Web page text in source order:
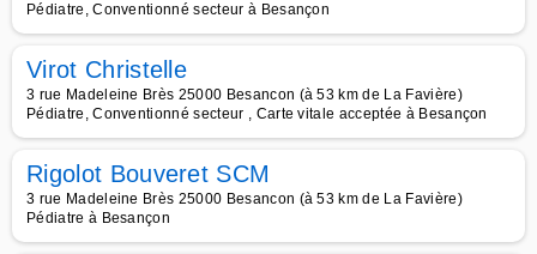
Pédiatre, Conventionné secteur à Besançon
Virot Christelle
3 rue Madeleine Brès 25000 Besancon (à 53 km de La Favière)
Pédiatre, Conventionné secteur , Carte vitale acceptée à Besançon
Rigolot Bouveret SCM
3 rue Madeleine Brès 25000 Besancon (à 53 km de La Favière)
Pédiatre à Besançon